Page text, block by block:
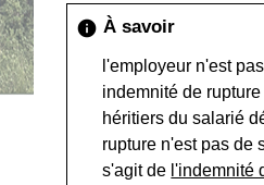
info À savoir
l'employeur n'est
indemnité de
héritiers du salarié
rupture n'est pas de
s'agit de l'indemnité